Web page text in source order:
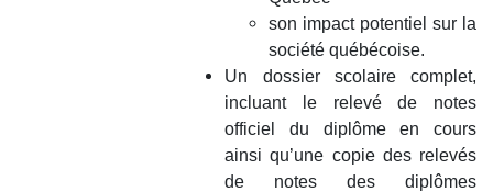
son impact potentiel sur la
société québécoise.
Un dossier scolaire complet,
incluant le relevé de notes
officiel du diplôme en cours
ainsi qu’une copie des relevés
de notes des diplômes